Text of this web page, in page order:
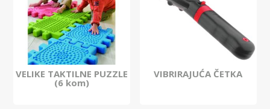
VELIKE TAKTILNE PUZZLE
(6 kom)
VIBRIRAJUĆA ČETKA